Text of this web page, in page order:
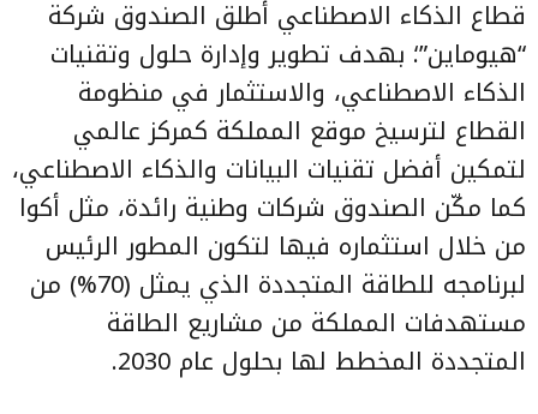
قطاع الذكاء الاصطناعي أطلق الصندوق شركة
“هيوماين”؛ بهدف تطوير وإدارة حلول وتقنيات
الذكاء الاصطناعي، والاستثمار في منظومة
القطاع لترسيخ موقع المملكة كمركز عالمي
لتمكين أفضل تقنيات البيانات والذكاء الاصطناعي،
كما مكّن الصندوق شركات وطنية رائدة، مثل أكوا
من خلال استثماره فيها لتكون المطور الرئيس
لبرنامجه للطاقة المتجددة الذي يمثل (70%) من
مستهدفات المملكة من مشاريع الطاقة
المتجددة المخطط لها بحلول عام 2030.